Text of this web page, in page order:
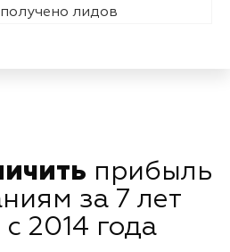
лидов
прибыль
за 7 лет
2014 года